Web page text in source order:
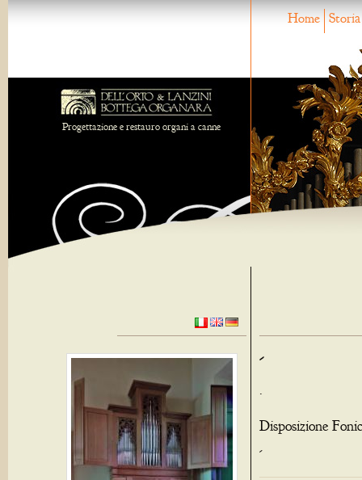
Home Storia
Progettazione e restauro organi a canne
-
.
Disposizione
-